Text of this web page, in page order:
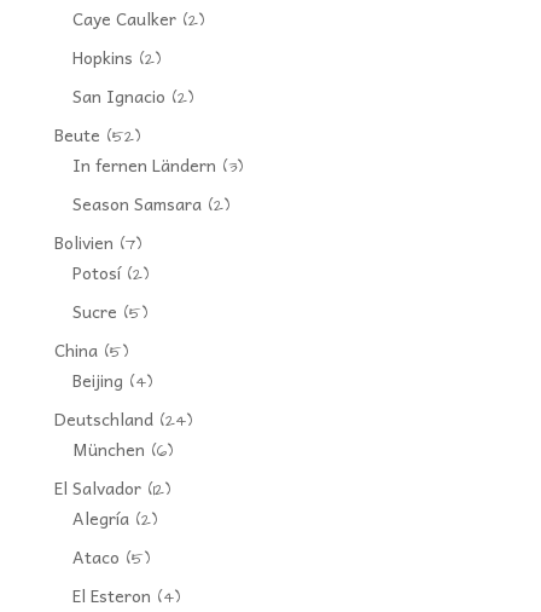
Caye Caulker(2)
Hopkins (2)
San Ignacio (2)
Beute (52)
In fernen Ländern (3)
Season Samsara(2)
Bolivien (7)
Potosí(2)
Sucre (5)
China(5)
Beijing (4)
Deutschland(24)
München (6)
El Salvador(12)
Alegría(2)
Ataco (5)
El Esteron (4)